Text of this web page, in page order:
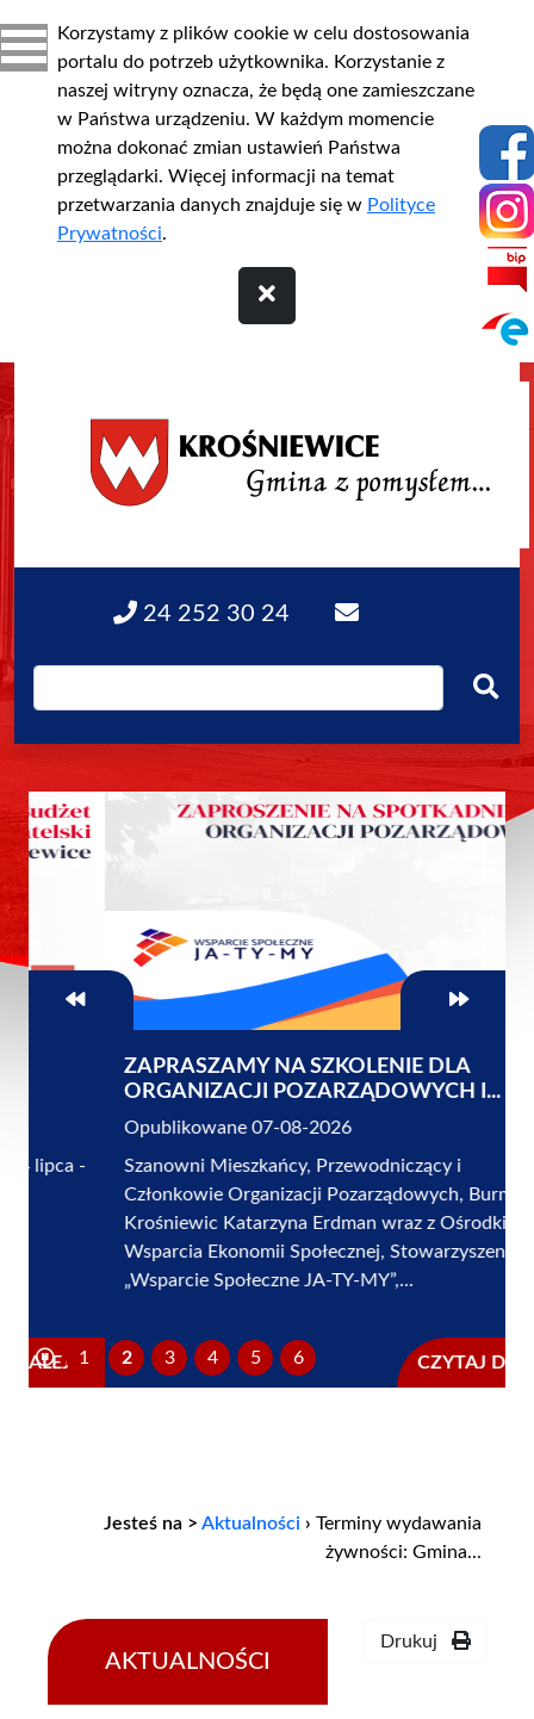
Korzystamy z plików cookie w celu dostosowania
portalu do potrzeb użytkownika. Korzystanie z
naszej witryny oznacza, że będą one zamieszczane
w Państwa urządzeniu. W każdym momencie
można dokonać zmian ustawień Państwa
przeglądarki. Więcej informacji na temat
przetwarzania danych znajduje się w Polityce
Prywatności.
24 252 30 24
ZAPRASZAMY NA SZKOLENIE DLA
ORGANIZACJI POZARZĄDOWYCH I...
Opublikowane 07-08-2026
Szanowni Mieszkańcy, Przewodniczący i
Członkowie Organizacji Pozarządowych, Burmistrz
Krośniewic Katarzyna Erdman wraz z Ośrodkiem
Wsparcia Ekonomii Społecznej, Stowarzyszeniem
„Wsparcie Społeczne JA-TY-MY”,...
CZYTAJ DALEJ...
1 2 3 4 5 6
Jesteś na > Aktualności › Terminy wydawania
żywności: Gmina...
AKTUALNOŚCI
Drukuj
06-